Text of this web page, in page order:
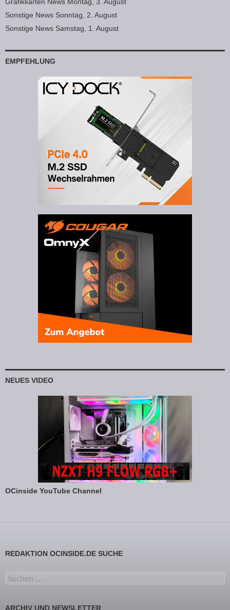
Grafikkarten News Montag, 3. August
Sonstige News Sonntag, 2. August
Sonstige News Samstag, 1. August
EMPFEHLUNG
NEUES VIDEO
OCinside YouTube Channel
REDAKTION OCINSIDE.DE SUCHE
Suchen nach:
ARCHIV UND NEWSLETTER